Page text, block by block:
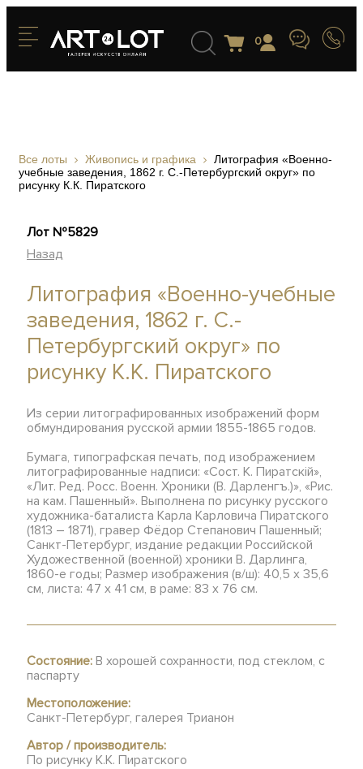
0
Все лоты Живопись и графика
Литография «Военно-
учебные заведения, 1862 г. С.-Петербургский округ» по
рисунку К.К. Пиратского
Лот №5829
Назад
Литография «Военно-учебные
заведения, 1862 г. С.-
Петербургский округ» по
рисунку К.К. Пиратского
Из серии литографированных изображений форм
обмундирования русской армии 1855-1865 годов.
Бумага, типографская печать, под изображением
литографированные надписи: «Сост. К. Пиратскiй»,
«Лит. Ред. Росс. Военн. Хроники (В. Дарленгъ.)», «Рис.
на кам. Пашенный». Выполнена по рисунку русского
художника-баталиста Карла Карловича Пиратского
(1813 – 1871), гравер Фёдор Степанович Пашенный;
Санкт-Петербург, издание редакции Российской
Художественной (военной) хроники В. Дарлинга,
1860-е годы; Размер изображения (в/ш): 40,5 х 35,6
см, листа: 47 х 41 см, в раме: 83 х 76 см.
Состояние: В хорошей сохранности, под стеклом, с
паспарту
Местоположение:
Санкт-Петербург, галерея Трианон
Автор / производитель:
По рисунку К.К. Пиратского